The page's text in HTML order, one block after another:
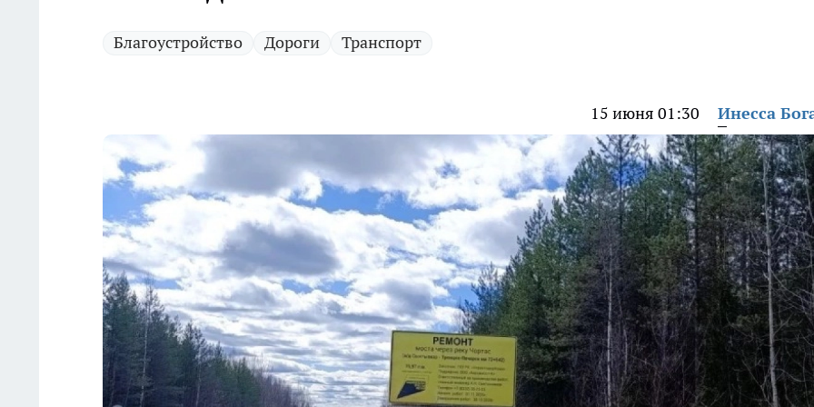
Благоустройство Дороги Транспорт
15 июня 01:30 Инесса